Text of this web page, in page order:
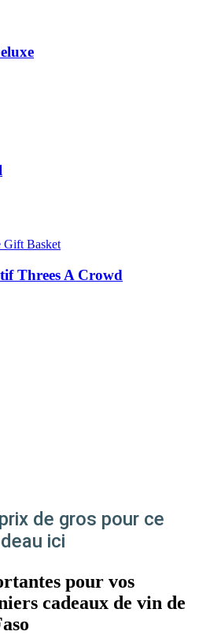
Threes A Crowd
de gros pour ce
ici
pour vos
cadeaux de vin de